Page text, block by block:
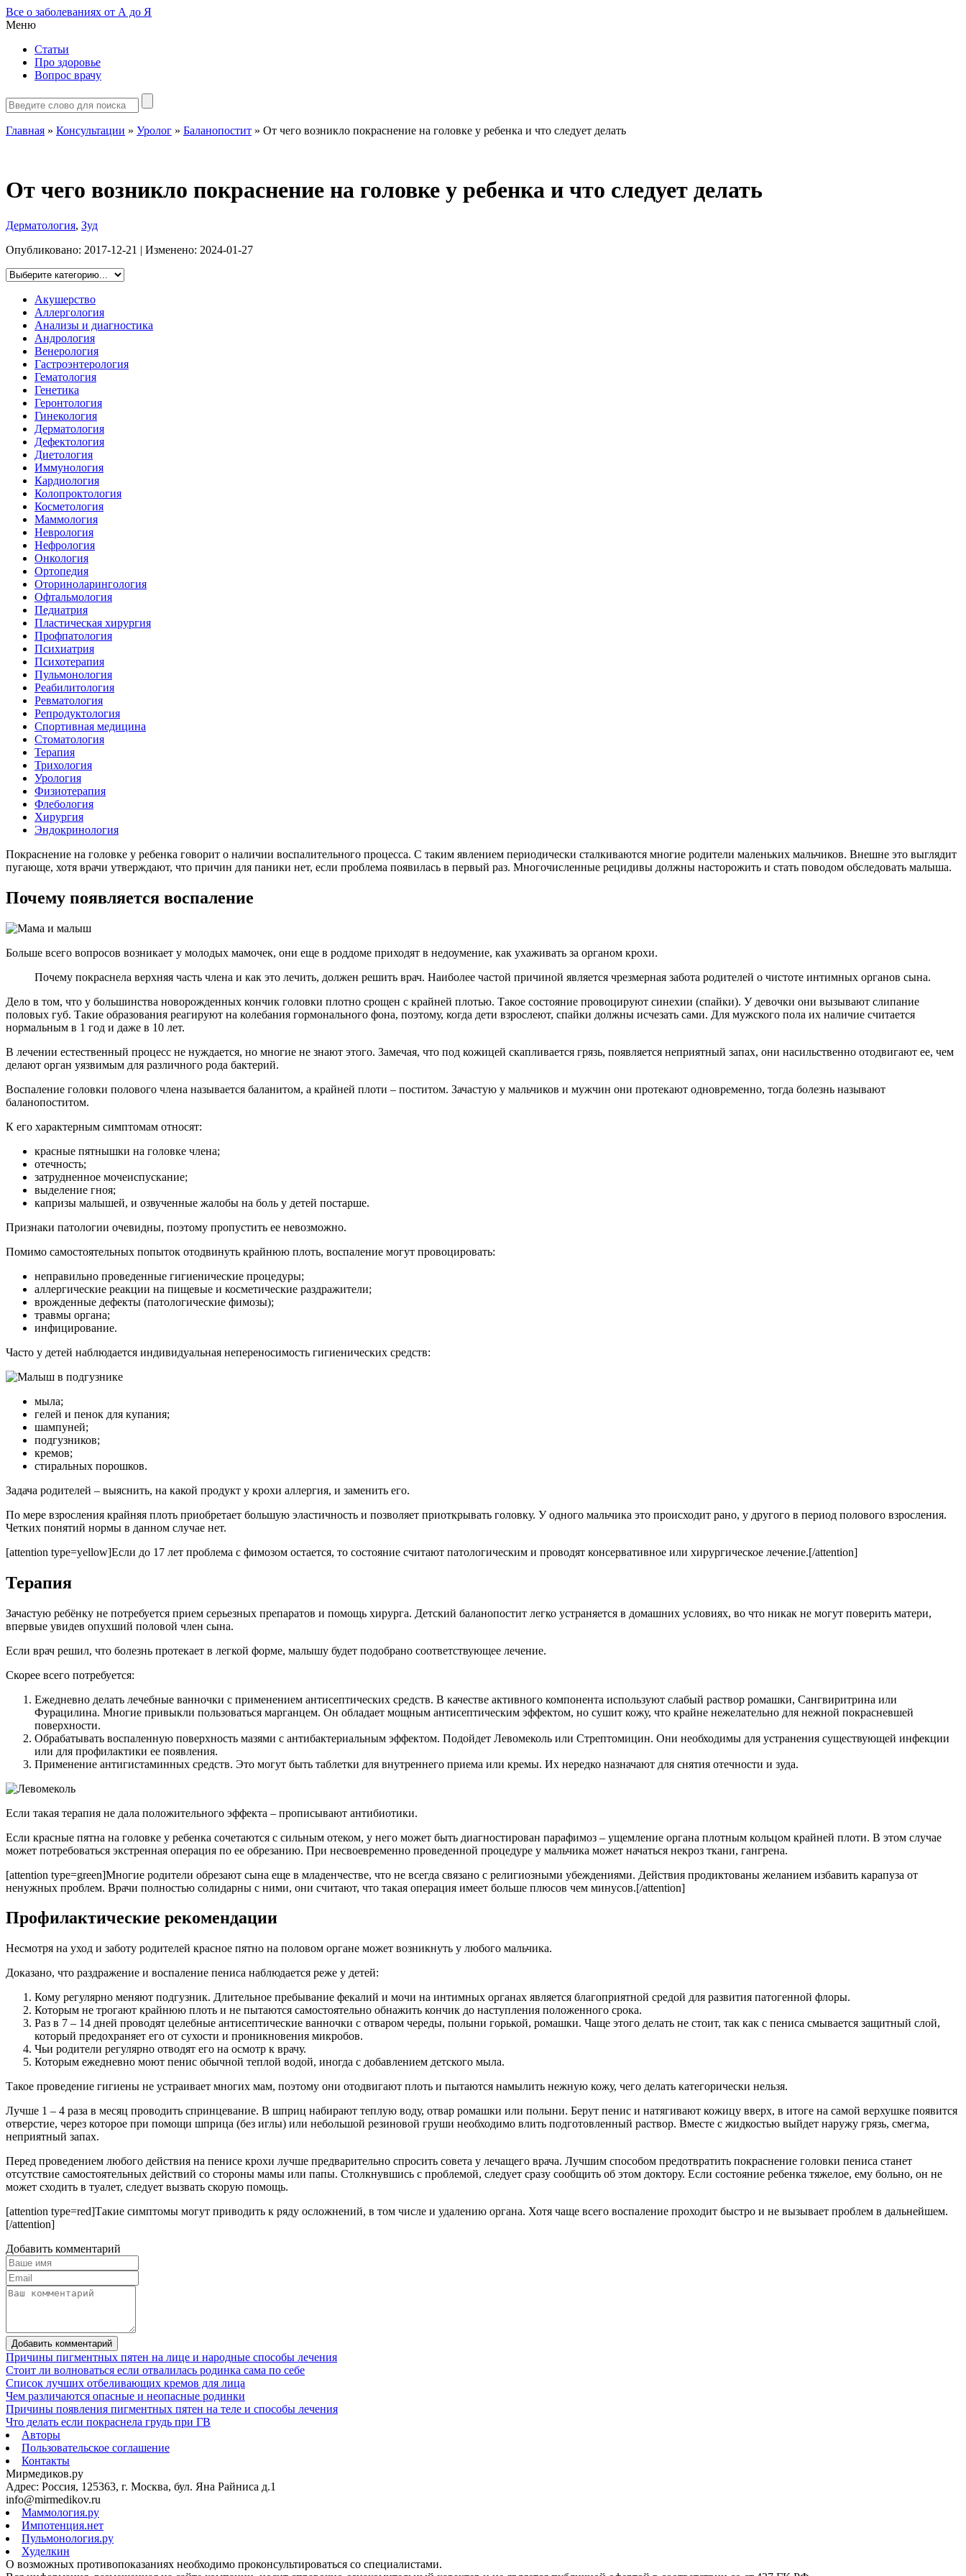
Все о заболеваниях от А до Я
Меню
Статьи
Про здоровье
Вопрос врачу
Главная » Консультации » Уролог » Баланопостит » От чего возникло покраснение на головке у ребенка и что следует делать
От чего возникло покраснение на головке у ребенка и что следует делать
Дерматология, Зуд
Опубликовано: 2017-12-21 | Изменено: 2024-01-27
Акушерство
Аллергология
Анализы и диагностика
Андрология
Венерология
Гастроэнтерология
Гематология
Генетика
Геронтология
Гинекология
Дерматология
Дефектология
Диетология
Иммунология
Кардиология
Колопроктология
Косметология
Маммология
Неврология
Нефрология
Онкология
Ортопедия
Оториноларингология
Офтальмология
Педиатрия
Пластическая хирургия
Профпатология
Психиатрия
Психотерапия
Пульмонология
Реабилитология
Ревматология
Репродуктология
Спортивная медицина
Стоматология
Терапия
Трихология
Урология
Физиотерапия
Флебология
Хирургия
Эндокринология
Покраснение на головке у ребенка говорит о наличии воспалительного процесса. С таким явлением периодически сталкиваются многие родители маленьких мальчиков. Внешне это выглядит
пугающе, хотя врачи утверждают, что причин для паники нет, если проблема появилась в первый раз. Многочисленные рецидивы должны насторожить и стать поводом обследовать малыша.
Почему появляется воспаление
Больше всего вопросов возникает у молодых мамочек, они еще в роддоме приходят в недоумение, как ухаживать за органом крохи.
Почему покраснела верхняя часть члена и как это лечить, должен решить врач. Наиболее частой причиной является чрезмерная забота родителей о чистоте интимных органов сына.
Дело в том, что у большинства новорожденных кончик головки плотно срощен с крайней плотью. Такое состояние провоцируют синехии (спайки). У девочки они вызывают слипание
половых губ. Такие образования реагируют на колебания гормонального фона, поэтому, когда дети взрослеют, спайки должны исчезать сами. Для мужского пола их наличие считается
нормальным в 1 год и даже в 10 лет.
В лечении естественный процесс не нуждается, но многие не знают этого. Замечая, что под кожицей скапливается грязь, появляется неприятный запах, они насильственно отодвигают ее, чем
делают орган уязвимым для различного рода бактерий.
Воспаление головки полового члена называется баланитом, а крайней плоти – поститом. Зачастую у мальчиков и мужчин они протекают одновременно, тогда болезнь называют
баланопоститом.
К его характерным симптомам относят:
красные пятнышки на головке члена;
отечность;
затрудненное мочеиспускание;
выделение гноя;
капризы малышей, и озвученные жалобы на боль у детей постарше.
Признаки патологии очевидны, поэтому пропустить ее невозможно.
Помимо самостоятельных попыток отодвинуть крайнюю плоть, воспаление могут провоцировать:
неправильно проведенные гигиенические процедуры;
аллергические реакции на пищевые и косметические раздражители;
врожденные дефекты (патологические фимозы);
травмы органа;
инфицирование.
Часто у детей наблюдается индивидуальная непереносимость гигиенических средств:
мыла;
гелей и пенок для купания;
шампуней;
подгузников;
кремов;
стиральных порошков.
Задача родителей – выяснить, на какой продукт у крохи аллергия, и заменить его.
По мере взросления крайняя плоть приобретает большую эластичность и позволяет приоткрывать головку. У одного мальчика это происходит рано, у другого в период полового взросления.
Четких понятий нормы в данном случае нет.
[attention type=yellow]Если до 17 лет проблема с фимозом остается, то состояние считают патологическим и проводят консервативное или хирургическое лечение.[/attention]
Терапия
Зачастую ребёнку не потребуется прием серьезных препаратов и помощь хирурга. Детский баланопостит легко устраняется в домашних условиях, во что никак не могут поверить матери,
впервые увидев опухший половой член сына.
Если врач решил, что болезнь протекает в легкой форме, малышу будет подобрано соответствующее лечение.
Скорее всего потребуется:
Ежедневно делать лечебные ванночки с применением антисептических средств. В качестве активного компонента используют слабый раствор ромашки, Сангвиритрина или
Фурацилина. Многие привыкли пользоваться марганцем. Он обладает мощным антисептическим эффектом, но сушит кожу, что крайне нежелательно для нежной покрасневшей
поверхности.
Обрабатывать воспаленную поверхность мазями с антибактериальным эффектом. Подойдет Левомеколь или Стрептомицин. Они необходимы для устранения существующей инфекции
или для профилактики ее появления.
Применение антигистаминных средств. Это могут быть таблетки для внутреннего приема или кремы. Их нередко назначают для снятия отечности и зуда.
Если такая терапия не дала положительного эффекта – прописывают антибиотики.
Если красные пятна на головке у ребенка сочетаются с сильным отеком, у него может быть диагностирован парафимоз – ущемление органа плотным кольцом крайней плоти. В этом случае
может потребоваться экстренная операция по ее обрезанию. При несвоевременно проведенной процедуре у мальчика может начаться некроз ткани, гангрена.
[attention type=green]Многие родители обрезают сына еще в младенчестве, что не всегда связано с религиозными убеждениями. Действия продиктованы желанием избавить карапуза от
ненужных проблем. Врачи полностью солидарны с ними, они считают, что такая операция имеет больше плюсов чем минусов.[/attention]
Профилактические рекомендации
Несмотря на уход и заботу родителей красное пятно на половом органе может возникнуть у любого мальчика.
Доказано, что раздражение и воспаление пениса наблюдается реже у детей:
Кому регулярно меняют подгузник. Длительное пребывание фекалий и мочи на интимных органах является благоприятной средой для развития патогенной флоры.
Которым не трогают крайнюю плоть и не пытаются самостоятельно обнажить кончик до наступления положенного срока.
Раз в 7 – 14 дней проводят целебные антисептические ванночки с отваром череды, полыни горькой, ромашки. Чаще этого делать не стоит, так как с пениса смывается защитный слой,
который предохраняет его от сухости и проникновения микробов.
Чьи родители регулярно отводят его на осмотр к врачу.
Которым ежедневно моют пенис обычной теплой водой, иногда с добавлением детского мыла.
Такое проведение гигиены не устраивает многих мам, поэтому они отодвигают плоть и пытаются намылить нежную кожу, чего делать категорически нельзя.
Лучше 1 – 4 раза в месяц проводить спринцевание. В шприц набирают теплую воду, отвар ромашки или полыни. Берут пенис и натягивают кожицу вверх, в итоге на самой верхушке появится
отверстие, через которое при помощи шприца (без иглы) или небольшой резиновой груши необходимо влить подготовленный раствор. Вместе с жидкостью выйдет наружу грязь, смегма,
неприятный запах.
Перед проведением любого действия на пенисе крохи лучше предварительно спросить совета у лечащего врача. Лучшим способом предотвратить покраснение головки пениса станет
отсутствие самостоятельных действий со стороны мамы или папы. Столкнувшись с проблемой, следует сразу сообщить об этом доктору. Если состояние ребенка тяжелое, ему больно, он не
может сходить в туалет, следует вызвать скорую помощь.
[attention type=red]Такие симптомы могут приводить к ряду осложнений, в том числе и удалению органа. Хотя чаще всего воспаление проходит быстро и не вызывает проблем в дальнейшем.
[/attention]
Добавить комментарий
Добавить комментарий
Причины пигментных пятен на лице и народные способы лечения
Стоит ли волноваться если отвалилась родинка сама по себе
Список лучших отбеливающих кремов для лица
Чем различаются опасные и неопасные родинки
Причины появления пигментных пятен на теле и способы лечения
Что делать если покраснела грудь при ГВ
Авторы
Пользовательское соглашение
Контакты
Мирмедиков.ру
Адрес: Россия, 125363, г. Москва, бул. Яна Райниса д.1
info@mirmedikov.ru
Маммология.ру
Импотенция.нет
Пульмонология.ру
Худелкин
О возможных противопоказаниях необходимо проконсультироваться со специалистами.